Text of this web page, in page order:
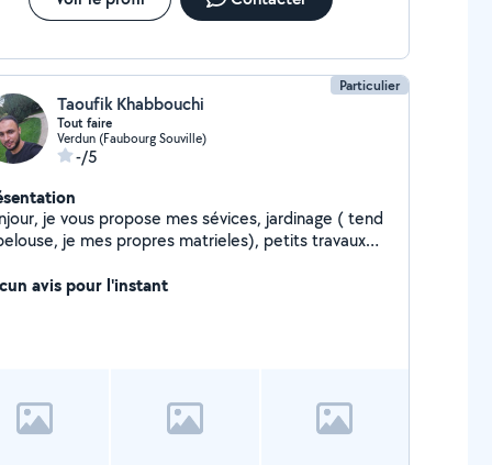
gratuit
Particulier
Taoufik Khabbouchi
Tout faire
Verdun (Faubourg Souville)
-/5
je vous propose mes sévices, jardinage ( tend
je mes propres matrieles), petits travaux
avis pour l'instant